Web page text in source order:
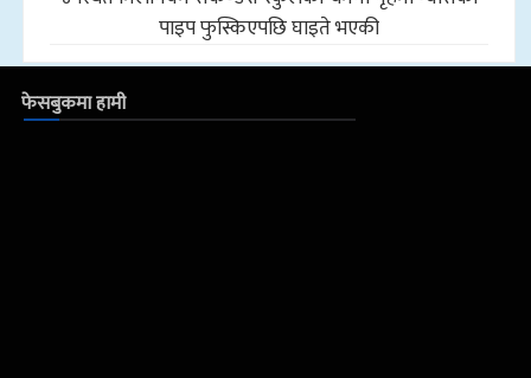
पाइप फुस्किएपछि घाइते भएकी
फेसबुकमा हामी